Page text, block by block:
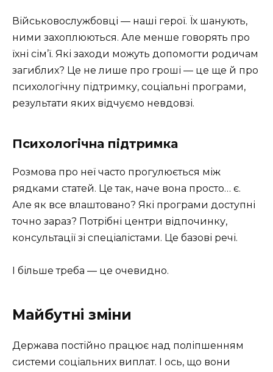
Військовослужбовці — наші герої. Їх шанують,
ними захоплюються. Але менше говорять про
їхні сім’ї. Які заходи можуть допомогти родичам
загиблих? Це не лише про гроші — це ще й про
психологічну підтримку, соціальні програми,
результати яких відчуємо невдовзі.
Психологічна підтримка
Розмова про неї часто прогулюється між
рядками статей. Це так, наче вона просто… є.
Але як все влаштовано? Які програми доступні
точно зараз? Потрібні центри відпочинку,
консультації зі спеціалістами. Це базові речі.
І більше треба — це очевидно.
Майбутні зміни
Держава постійно працює над поліпшенням
системи соціальних виплат. І ось, що вони